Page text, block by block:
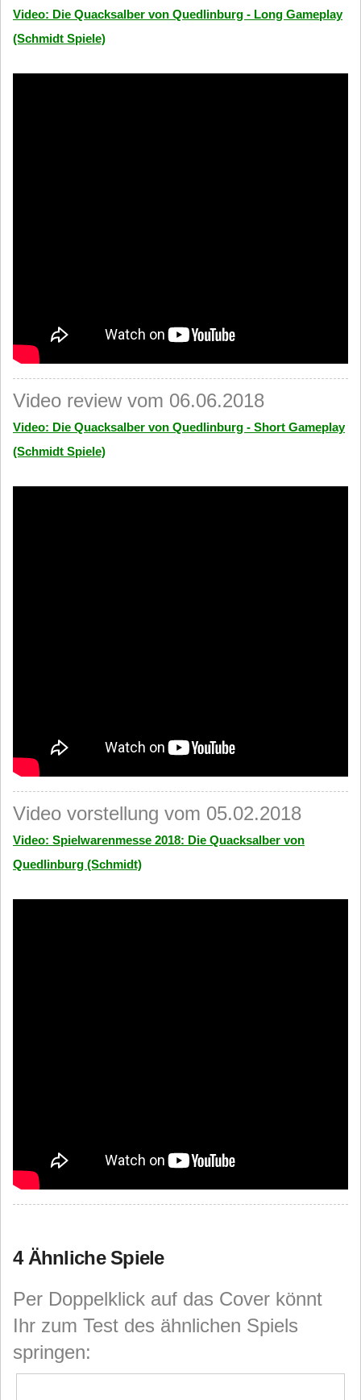
Video: Die Quacksalber von Quedlinburg - Long Gameplay
(Schmidt Spiele)
Video review vom 06.06.2018
Video: Die Quacksalber von Quedlinburg - Short Gameplay
(Schmidt Spiele)
Video vorstellung vom 05.02.2018
Video: Spielwarenmesse 2018: Die Quacksalber von
Quedlinburg (Schmidt)
4 Ähnliche Spiele
Per Doppelklick auf das Cover könnt
Ihr zum Test des ähnlichen Spiels
springen: